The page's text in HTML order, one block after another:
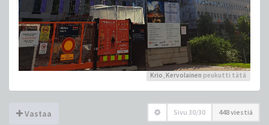
Krio, Kervolainen peukutti tätä
Vastaa Sivu 30/30 448 viestiä